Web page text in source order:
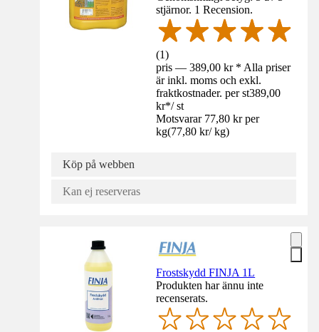
stjärnor. 1 Recension.
(1)
pris — 389,00 kr * Alla priser
är inkl. moms och exkl.
fraktkostnader. per st389,00
kr*/ st
Motsvarar 77,80 kr per
kg(77,80 kr/ kg)
Köp på webben
Kan ej reserveras
Frostskydd FINJA 1L
Produkten har ännu inte
recenserats.